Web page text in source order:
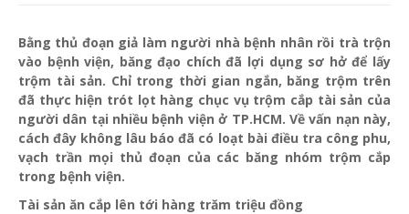
Bằng thủ đoạn giả làm người nhà bệnh nhân rồi trà trộn
vào bệnh viện, băng đạo chích đã lợi dụng sơ hở để lấy
trộm tài sản. Chỉ trong thời gian ngắn, băng trộm trên
đã thực hiện trót lọt hàng chục vụ trộm cắp tài sản của
người dân tại nhiều bệnh viện ở TP.HCM. Về vấn nạn này,
cách đây không lâu báo đã có loạt bài điều tra công phu,
vạch trần mọi thủ đoạn của các băng nhóm trộm cắp
trong bệnh viện.
Tài sản ăn cắp lên tới hàng trăm triệu đồng